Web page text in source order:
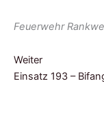
Feuerwehr
Weiter
Einsatz 193 –